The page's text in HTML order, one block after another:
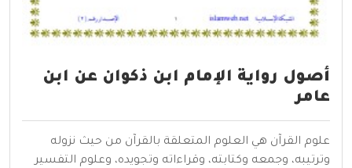
أصول رواية الإمام ابن ذكوان عن ابن
عامر
علوم القرآن هي العلوم المتعلقة بالقرآن من حيث نزوله
وترتيبه، وجمعه وكتابته، وقراءاته وتجويده، وعلوم التفسير